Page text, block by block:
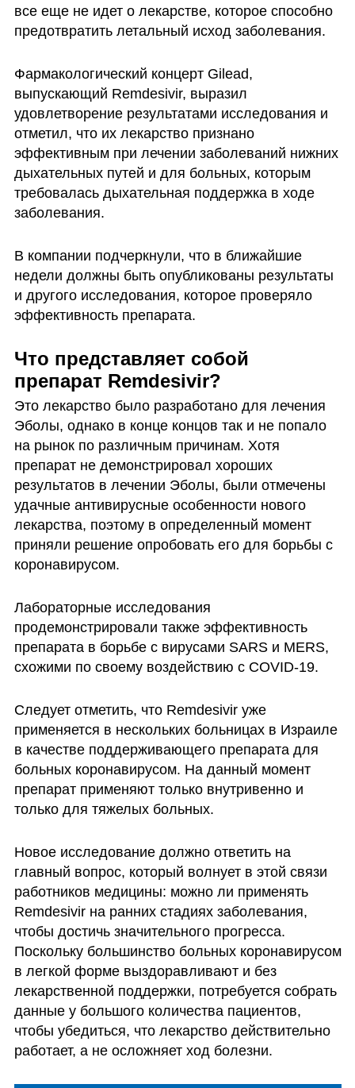
все еще не идет о лекарстве, которое способно
предотвратить летальный исход заболевания.
Фармакологический концерт Gilead,
выпускающий Remdesivir, выразил
удовлетворение результатами исследования и
отметил, что их лекарство признано
эффективным при лечении заболеваний нижних
дыхательных путей и для больных, которым
требовалась дыхательная поддержка в ходе
заболевания.
В компании подчеркнули, что в ближайшие
недели должны быть опубликованы результаты
и другого исследования, которое проверяло
эффективность препарата.
Что представляет собой
препарат Remdesivir?
Это лекарство было разработано для лечения
Эболы, однако в конце концов так и не попало
на рынок по различным причинам. Хотя
препарат не демонстрировал хороших
результатов в лечении Эболы, были отмечены
удачные антивирусные особенности нового
лекарства, поэтому в определенный момент
приняли решение опробовать его для борьбы с
коронавирусом.
Лабораторные исследования
продемонстрировали также эффективность
препарата в борьбе с вирусами SARS и MERS,
схожими по своему воздействию с COVID-19.
Следует отметить, что Remdesivir уже
применяется в нескольких больницах в Израиле
в качестве поддерживающего препарата для
больных коронавирусом. На данный момент
препарат применяют только внутривенно и
только для тяжелых больных.
Новое исследование должно ответить на
главный вопрос, который волнует в этой связи
работников медицины: можно ли применять
Remdesivir на ранних стадиях заболевания,
чтобы достичь значительного прогресса.
Поскольку большинство больных коронавирусом
в легкой форме выздоравливают и без
лекарственной поддержки, потребуется собрать
данные у большого количества пациентов,
чтобы убедиться, что лекарство действительно
работает, а не осложняет ход болезни.